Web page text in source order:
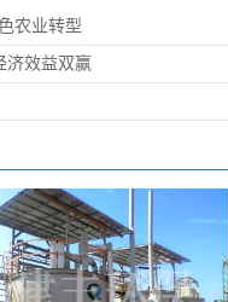
农业转型
济效益双赢